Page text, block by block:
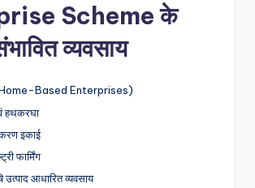
Scheme के
व्यवसाय
(Home-Based Enterprises)
हथकरघा
इकाई
फार्मिंग
उत्पाद आधारित व्यवसाय